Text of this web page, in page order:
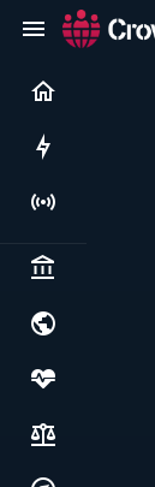
Live
Politics & institutions
Society, justice & freedoms